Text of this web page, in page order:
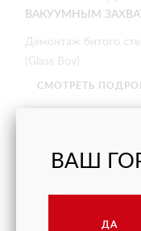
ВАКУУМНЫМ
Демонтаж битого
(Glass Boy).
СМОТРЕТЬ
ВАШ
ДА